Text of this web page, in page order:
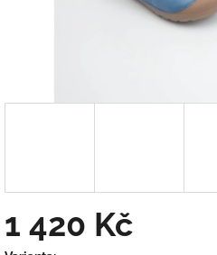
1 420 Kč